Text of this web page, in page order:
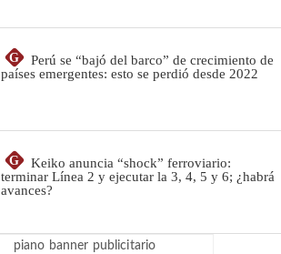
G
Perú se “bajó del barco” de crecimiento de
países emergentes: esto se perdió desde 2022
G
Keiko anuncia “shock” ferroviario:
terminar Línea 2 y ejecutar la 3, 4, 5 y 6; ¿habrá
avances?